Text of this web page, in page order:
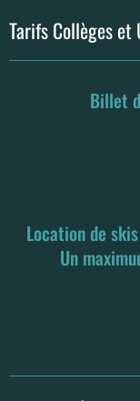
Tarifs Collèges
Billet
Location de
Un